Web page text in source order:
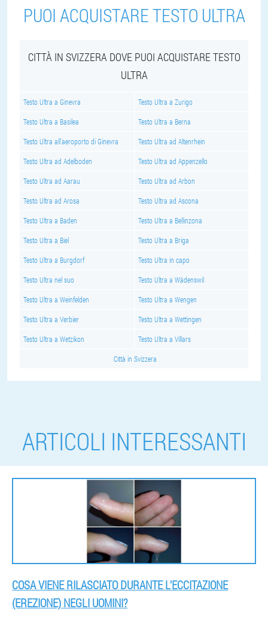
PUOI ACQUISTARE TESTO ULTRA
CITTÀ IN SVIZZERA DOVE PUOI ACQUISTARE TESTO
ULTRA
Testo Ultra a Ginevra Testo Ultra a Zurigo
Testo Ultra a Basilea Testo Ultra a Berna
Testo Ultra all'aeroporto di Ginevra Testo Ultra ad Altenrhein
Testo Ultra ad Adelboden Testo Ultra ad Appenzello
Testo Ultra ad Aarau Testo Ultra ad Arbon
Testo Ultra ad Arosa Testo Ultra ad Ascona
Testo Ultra a Baden Testo Ultra a Bellinzona
Testo Ultra a Biel Testo Ultra a Briga
Testo Ultra a Burgdorf Testo Ultra in capo
Testo Ultra nel suo Testo Ultra a Wädenswil
Testo Ultra a Weinfelden Testo Ultra a Wengen
Testo Ultra a Verbier Testo Ultra a Wettingen
Testo Ultra a Wetzikon Testo Ultra a Villars
Città in Svizzera
ARTICOLI INTERESSANTI
COSA VIENE RILASCIATO DURANTE L'ECCITAZIONE
(EREZIONE) NEGLI UOMINI?